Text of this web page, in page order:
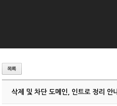
삭제 및 차단 도메인, 인트로 정리 안